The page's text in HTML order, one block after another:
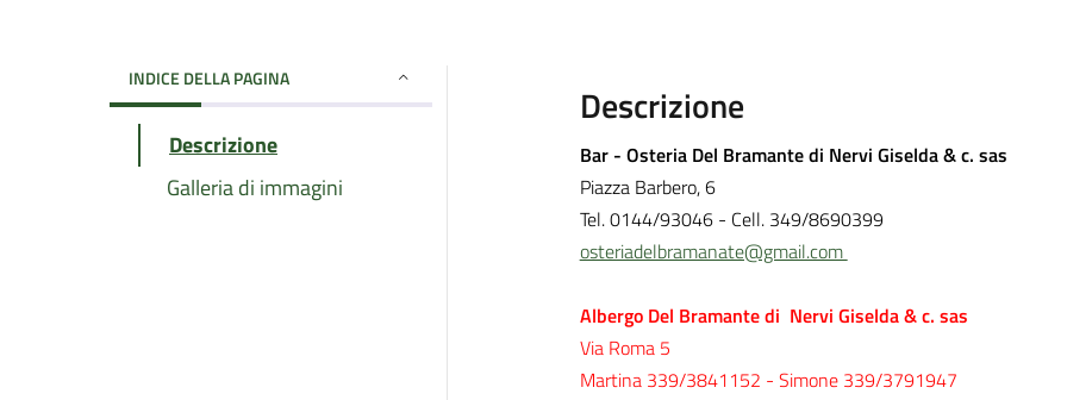
INDICE DELLA PAGINA
Descrizione
Galleria di immagini
Descrizione
Bar - Osteria Del Bramante di Nervi Giselda & c. sas
Piazza Barbero, 6
Tel. 0144/93046 - Cell. 349/8690399
osteriadelbramanate@gmail.com
Albergo Del Bramante di Nervi Giselda & c. sas
Via Roma 5
Martina 339/3841152 - Simone 339/3791947